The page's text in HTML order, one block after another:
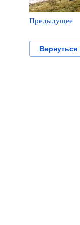
Предыдущее